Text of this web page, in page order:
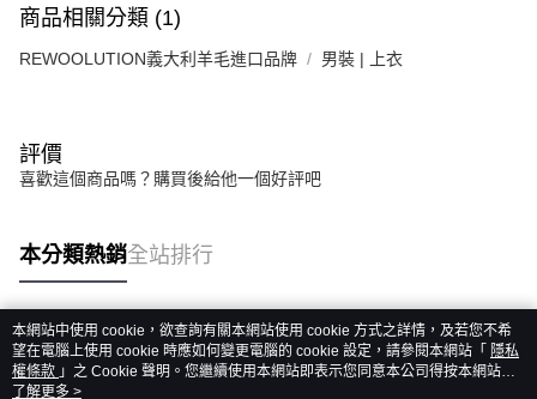
商品相關分類 (1)
REWOOLUTION義大利羊毛進口品牌 男裝 | 上衣
評價
喜歡這個商品嗎？購買後給他一個好評吧
本分類熱銷全站排行
熱門標籤
本網站中使用 cookie，欲查詢有關本網站使用 cookie 方式之詳情，及若您不希
望在電腦上使用 cookie 時應如何變更電腦的 cookie 設定，請參閱本網站「 隱私
權條款 」之 Cookie 聲明。您繼續使用本網站即表示您同意本公司得按本網站使
用條款之 Cookie 聲明使用 cookie。
了解更多 >